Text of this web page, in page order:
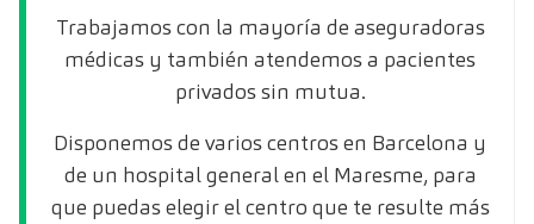
Trabajamos con la mayoría de aseguradoras
médicas y también atendemos a pacientes
privados sin mutua.
Disponemos de varios centros en Barcelona y
de un hospital general en el Maresme, para
que puedas elegir el centro que te resulte más